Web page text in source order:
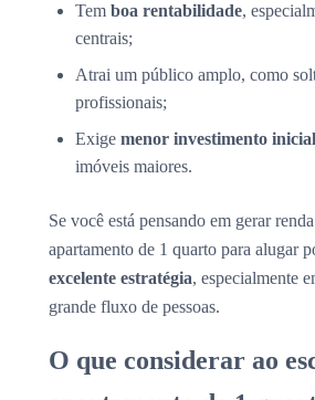
Tem boa rentabilidade,
centrais;
Atrai um público amplo, como
profissionais;
Exige menor investimento inicial
imóveis maiores.
Se você está pensando em gerar
apartamento de 1 quarto para alugar
excelente estratégia, especialmente
grande fluxo de pessoas.
O que considerar ao